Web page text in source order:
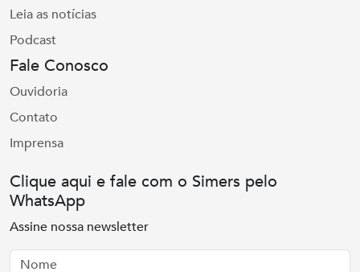
Leia as notícias
Podcast
Fale Conosco
Ouvidoria
Contato
Imprensa
Clique aqui e fale com o Simers pelo
WhatsApp
Assine nossa newsletter
Nome
Email